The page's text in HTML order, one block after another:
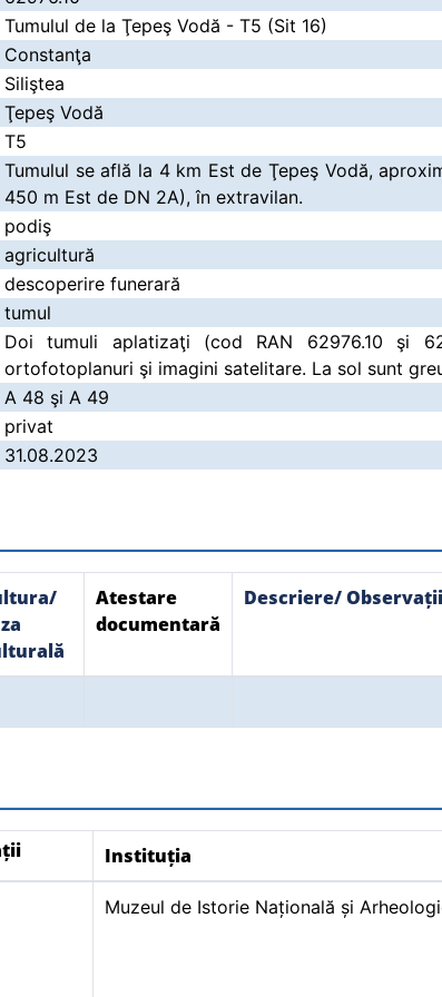
Tumulul de la Ţepeş Vodă - T5 (Sit 16)
Constanţa
Siliştea
Ţepeş Vodă
T5
Tumulul se află la 4 km Est de Ţepeş Vodă,
450 m Est de DN 2A), în extravilan.
podiş
agricultură
descoperire funerară
tumul
Doi tumuli aplatizaţi (cod RAN 62976.10 şi
ortofotoplanuri şi imagini satelitare. La sol sunt
A 48 şi A 49
privat
31.08.2023
Atestare
documentară
Descriere/
Instituția
Muzeul de Istorie Națională și